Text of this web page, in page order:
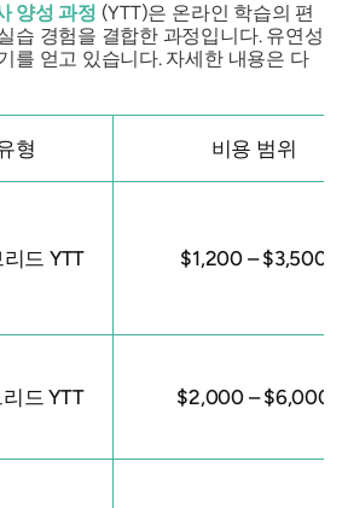
양성 과정 (YTT)은 온라인 학습의 편
습 경험을 결합한 과정입니다. 유연성
를 얻고 있습니다. 자세한 내용은 다
형 비용 범위
드 YTT $1,200 – $3,500
드 YTT $2,000 – $6,000